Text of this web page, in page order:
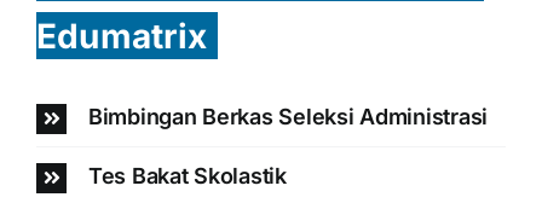
Edumatrix
Bimbingan Berkas Seleksi Administrasi
Tes Bakat Skolastik